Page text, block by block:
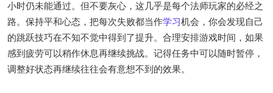
小时仍未能通过。但不要灰心，这几乎是每个法师玩家的必经之
路。保持平和心态，把每次失败都当作学习机会，你会发现自己
的跳跃技巧在不知不觉中得到了提升。合理安排游戏时间，如果
感到疲劳可以稍作休息再继续挑战。记得任务中可以随时暂停，
调整好状态再继续往往会有意想不到的效果。